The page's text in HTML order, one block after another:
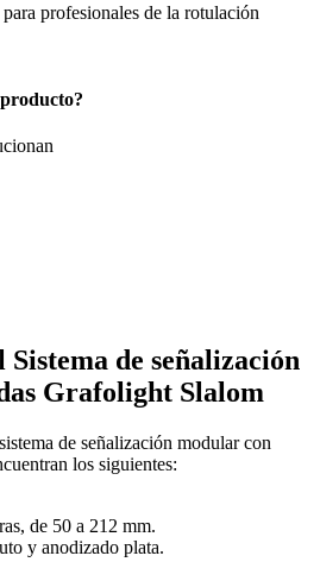
profesionales de la rotulación
Sistema de señalización
Grafolight Slalom
de señalización modular con
los siguientes:
de 50 a 212 mm.
y anodizado plata.